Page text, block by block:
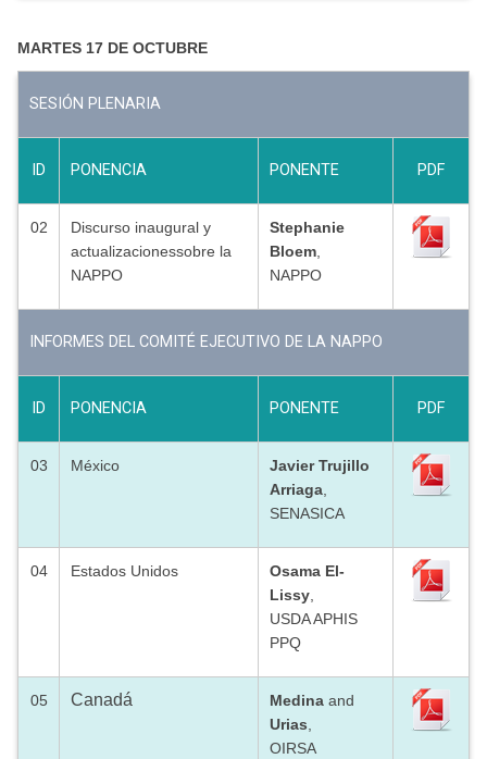
MARTES 17 DE OCTUBRE
SESIÓN PLENARIA
ID PONENCIA PONENTE PDF
02
Discurso inaugural y
actualizacionessobre la
NAPPO
Stephanie
Bloem
NAPPO
INFORMES DEL COMITÉ EJECUTIVO DE LA NAPPO
ID PONENCIA PONENTE PDF
03 México
Javier Trujillo
Arriaga
SENASICA
04 Estados Unidos
Osama El-
Lissy
USDA APHIS
PPQ
05 Canadá Medina and
Urias
OIRSA